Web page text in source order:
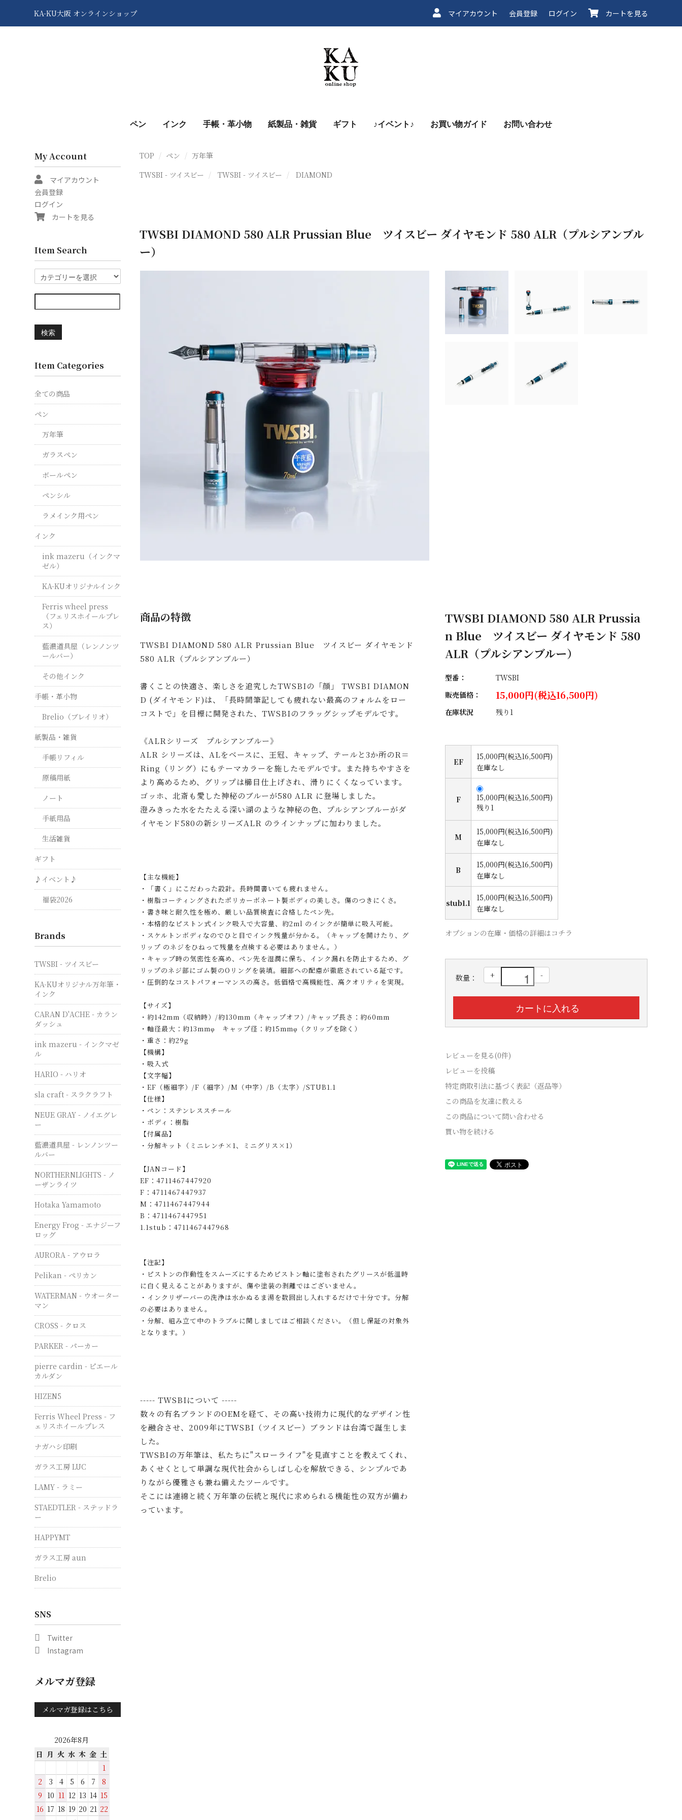
KA-KU大阪 オンラインショップ マイアカウント 会員登録 ログイン カートを見る
ペン インク 手帳・革小物 紙製品・雑貨 ギフト ♪イベント♪ お買い物ガイド お問い合わせ
TOP ペン
万年筆
TWSBI - ツイスビー
TWSBI - ツイスビー DIAMOND
TWSBI DIAMOND 580 ALR Prussian Blue ツイスビー ダイヤモンド 580 ALR（プルシアンブル
ー）
商品の特徴
TWSBI DIAMOND 580 ALR Prussian Blue ツイスビー ダイヤモンド
580 ALR（プルシアンブルー）
書くことの快適さ、楽しさを追究したTWSBIの「顔」 TWSBI DIAMON
D (ダイヤモンド)は、「長時間筆記しても疲れない最高のフォルムをロー
コストで」を目標に開発された、TWSBIのフラッグシップモデルです。
《ALRシリーズ プルシアンブルー》
ALR シリーズは、ALをベースに、王冠、キャップ、テールと3か所のR＝
Ring（リング）にもテーマカラーを施したモデルです。また持ちやすさを
より高めるため、グリップは櫛目仕上げされ、滑りにくくなっています。
ゴッホ、北斎も愛した神秘のブルーが580 ALR に登場しました。
澄みきった水をたたえる深い湖のような神秘の色、プルシアンブルーがダ
イヤモンド580の新シリーズALR のラインナップに加わりました。
【主な機能】
・「書く」にこだわった設計。長時間書いても疲れません。
・樹脂コーティングされたポリカーボネート製ボディの美しさ。傷のつきにくさ。
・書き味と耐久性を極め、厳しい品質検査に合格したペン先。
・本格的なピストン式インク吸入で大容量、約2ml のインクが簡単に吸入可能。
・スケルトンボディなのでひと目でインク残量が分かる。（キャップを開けたり、グ
リップ のネジをひねって残量を点検する必要はありません。）
・キャップ時の気密性を高め、ペン先を湿潤に保ち、インク漏れを防止するため、グ
リップのネジ部にゴム製のOリングを装填。細部への配慮が徹底されている証です。
・圧倒的なコストパフォーマンスの高さ。低価格で高機能性、高クオリティを実現。
【サイズ】
・約142mm（収納時）/約130mm（キャップオフ）/キャップ長さ：約60mm
・軸径最大：約13mmφ キャップ径：約15mmφ（クリップを除く）
・重さ：約29g
【機構】
・吸入式
【文字幅】
・EF（極細字）/F（細字）/M（中字）/B（太字）/STUB1.1
【仕様】
・ペン：ステンレススチール
・ボディ：樹脂
【付属品】
・分解キット（ミニレンチ×1、ミニグリス×1）
【JANコード】
EF：4711467447920
F：4711467447937
M：4711467447944
B：4711467447951
1.1stub：4711467447968
【注記】
・ピストンの作動性をスムーズにするためピストン軸に塗布されたグリースが低温時
に白く見えることがありますが、傷や塗装の剥離ではございません。
・インクリザーバーの洗浄は水かぬるま湯を数回出し入れするだけで十分です。分解
の必要はありません。
・分解、組み立て中のトラブルに関しましてはご相談ください。（但し保証の対象外
となります。）
----- TWSBIについて -----
数々の有名ブランドのOEMを経て、その高い技術力に現代的なデザイン性
を融合させ、2009年にTWSBI（ツイスビー）ブランドは台湾で誕生しま
した。
TWSBIの万年筆は、私たちに"スローライフ"を見直すことを教えてくれ、
あくせくとして単調な現代社会からしばし心を解放できる、シンプルであ
りながら優雅さも兼ね備えたツールです。
そこには連綿と続く万年筆の伝統と現代に求められる機能性の双方が備わ
っています。
TWSBI DIAMOND 580 ALR Prussia
n Blue ツイスビー ダイヤモンド 580
ALR（プルシアンブルー）
型番：
TWSBI
販売価格：
15,000円(税込16,500円)
在庫状況 残り1
EF
15,000円(税込16,500円)
在庫なし
F
15,000円(税込16,500円)
残り1
M
15,000円(税込16,500円)
在庫なし
B
15,000円(税込16,500円)
在庫なし
stub1.1
15,000円(税込16,500円)
在庫なし
オプションの在庫・価格の詳細はコチラ
数量： + -
レビューを見る(0件)
レビューを投稿
特定商取引法に基づく表記（返品等）
この商品を友達に教える
この商品について問い合わせる
買い物を続ける
My Account
マイアカウント
会員登録
ログイン
カートを見る
Item Search
検索
Item Categories
全ての商品
ペン
万年筆
ガラスペン
ボールペン
ペンシル
ラメインク用ペン
インク
ink mazeru（インクマ
ゼル）
KA-KUオリジナルインク
Ferris wheel press
（フェリスホイールプレ
ス）
藍濃道具屋（レンノンツ
ールバー）
その他インク
手帳・革小物
Brelio（ブレイリオ）
紙製品・雑貨
手帳リフィル
原稿用紙
ノート
手紙用品
生活雑貨
ギフト
♪イベント♪
福袋2026
Brands
TWSBI - ツイスビー
KA-KUオリジナル万年筆・
インク
CARAN D'ACHE - カラン
ダッシュ
ink mazeru - インクマゼ
ル
HARIO - ハリオ
sla craft - スラクラフト
NEUE GRAY - ノイエグレ
ー
藍濃道具屋 - レンノンツー
ルバー
NORTHERNLIGHTS - ノ
ーザンライツ
Hotaka Yamamoto
Energy Frog - エナジーフ
ロッグ
AURORA - アウロラ
Pelikan - ペリカン
WATERMAN - ウオーター
マン
CROSS - クロス
PARKER - パーカー
pierre cardin - ピエール
カルダン
HIZEN5
Ferris Wheel Press - フ
ェリスホイールプレス
ナガハシ印刷
ガラス工房 LUC
LAMY - ラミー
STAEDTLER - ステッドラ
ー
HAPPYMT
ガラス工房 aun
Brelio
SNS
Twitter
Instagram
メルマガ登録
メルマガ登録はこちら
2026年8月
日 月 火 水 木 金 土
1
2
3 4 5 6 7
8
9 10 11 12 13 14 15
16 17 18 19 20 21 22